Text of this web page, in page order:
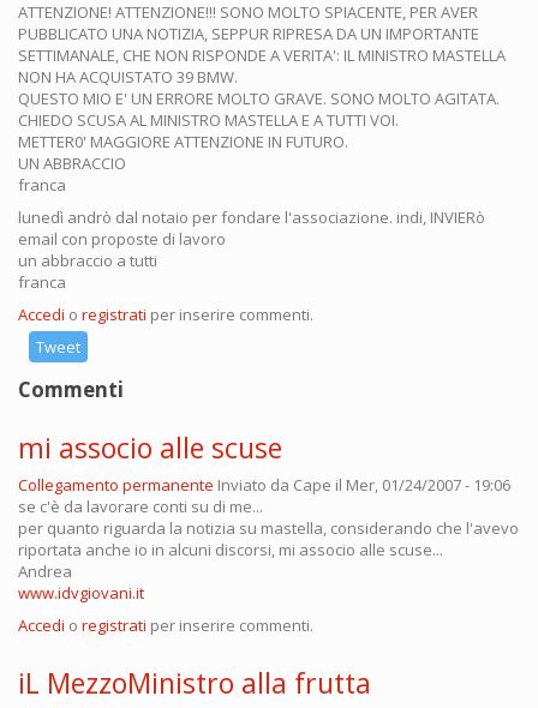
ATTENZIONE! ATTENZIONE!!! SONO MOLTO SPIACENTE, PER AVER
PUBBLICATO UNA NOTIZIA, SEPPUR RIPRESA DA UN IMPORTANTE
SETTIMANALE, CHE NON RISPONDE A VERITA': IL MINISTRO MASTELLA
NON HA ACQUISTATO 39 BMW.
QUESTO MIO E' UN ERRORE MOLTO GRAVE. SONO MOLTO AGITATA.
CHIEDO SCUSA AL MINISTRO MASTELLA E A TUTTI VOI.
METTER0' MAGGIORE ATTENZIONE IN FUTURO.
UN ABBRACCIO
franca
lunedì andrò dal notaio per fondare l'associazione. indi, INVIERò
email con proposte di lavoro
un abbraccio a tutti
franca
Accedi o registrati per inserire commenti.
Tweet
Commenti
mi associo alle scuse
Collegamento permanente Inviato da Cape il Mer, 01/24/2007 - 19:06
se c'è da lavorare conti su di me...
per quanto riguarda la notizia su mastella, considerando che l'avevo
riportata anche io in alcuni discorsi, mi associo alle scuse...
Andrea
www.idvgiovani.it
Accedi o registrati per inserire commenti.
iL MezzoMinistro alla frutta